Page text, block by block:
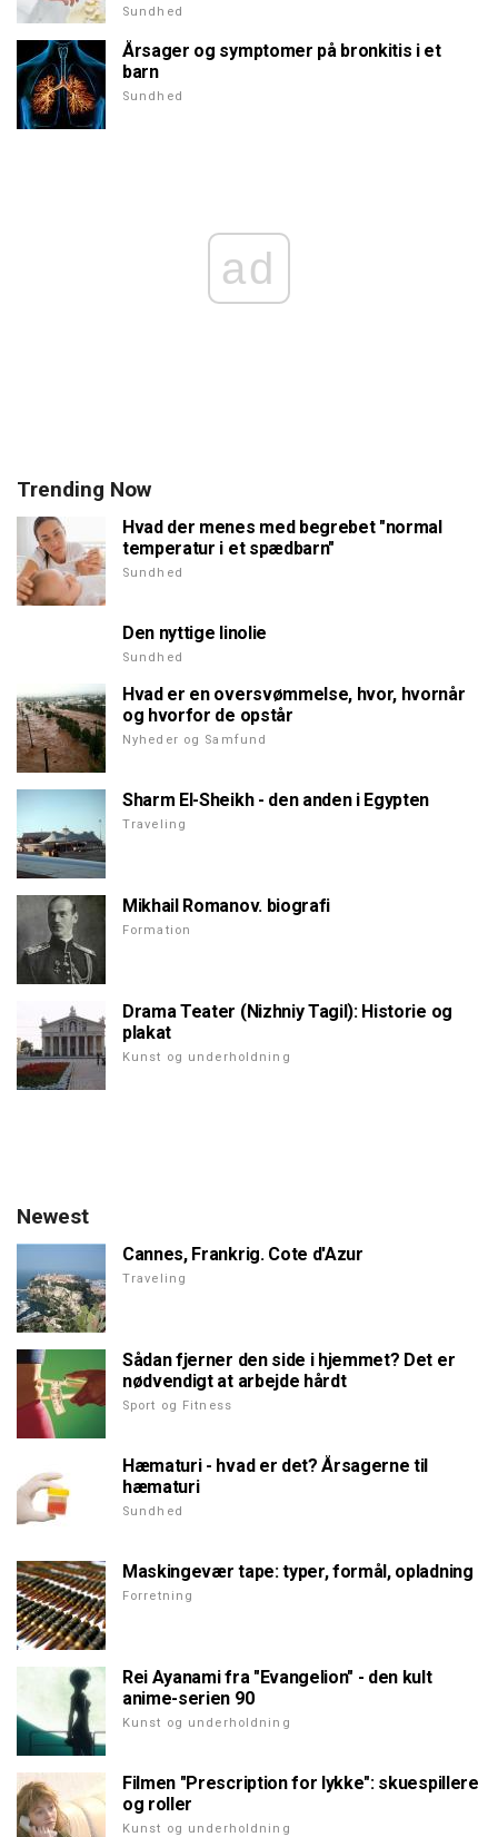
Sundhed
Årsager og symptomer på bronkitis i et
barn
Sundhed
ad
Trending Now
Hvad der menes med begrebet "normal
temperatur i et spædbarn"
Sundhed
Den nyttige linolie
Sundhed
Hvad er en oversvømmelse, hvor, hvornår
og hvorfor de opstår
Nyheder og Samfund
Sharm El-Sheikh - den anden i Egypten
Traveling
Mikhail Romanov. biografi
Formation
Drama Teater (Nizhniy Tagil): Historie og
plakat
Kunst og underholdning
Newest
Cannes, Frankrig. Cote d'Azur
Traveling
Sådan fjerner den side i hjemmet? Det er
nødvendigt at arbejde hårdt
Sport og Fitness
Hæmaturi - hvad er det? Årsagerne til
hæmaturi
Sundhed
Maskingevær tape: typer, formål, opladning
Forretning
Rei Ayanami fra "Evangelion" - den kult
anime-serien 90
Kunst og underholdning
Filmen "Prescription for lykke": skuespillere
og roller
Kunst og underholdning